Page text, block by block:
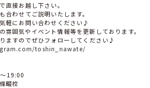
接お越し下さい。
合わせてご説明いたします。
軽にお問い合わせください♪
雰囲気やイベント情報等を更新しております。
ますのでぜひフォローしてください♪
toshin_nawate/
〜19:00
畷校